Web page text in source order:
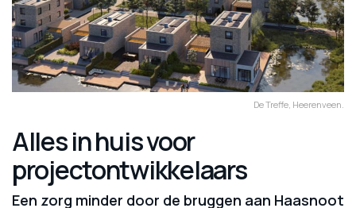
De Treffe, Heerenveen.
Alles in huis voor
projectontwikkelaars
Een zorg minder door de bruggen aan Haasnoot